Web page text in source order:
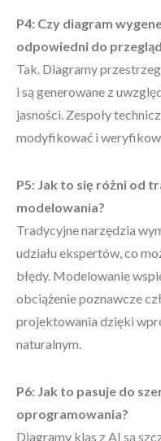
P4: Czy diagram
odpowiedni do
Tak. Diagramy
i są generowane z
jasności. Zespoły
modyfikować i
P5: Jak to się różni od
modelowania?
Tradycyjne narzędzia
udziału ekspertów, co
błędy. Modelowanie
obciążenie poznawcze
projektowania dzięki
naturalnym.
P6: Jak to pasuje do
oprogramowania?
Diagramy klas z AI są